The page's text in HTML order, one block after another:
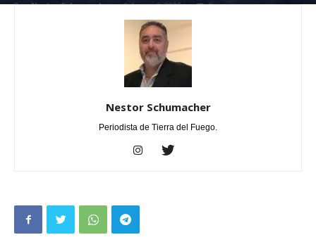
Por Nestor Schumacher - febrero 6, 2025 0
Nestor Schumacher
Periodista de Tierra del Fuego.